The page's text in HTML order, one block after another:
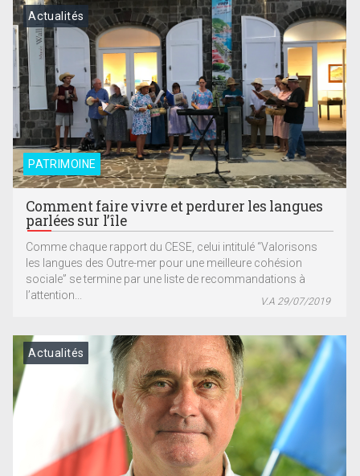
PATRIMOINE
Actualités
Comment faire vivre et perdurer les langues
parlées sur l’île
Comme chaque rapport du CESE, celui intitulé “Valorisons
les langues des Outre-mer pour une meilleure cohésion
sociale” se termine par une liste de recommandations à
l’attention...
V.A 29/07/2019
Actualités